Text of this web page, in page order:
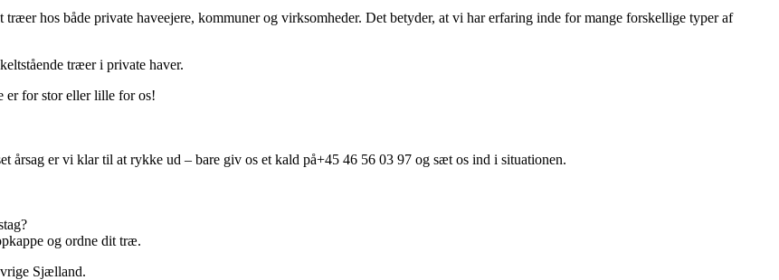
hos både private haveejere, kommuner og virksomheder. Det betyder, at vi har erfaring inde for mange forskellige typer af
træer i private haver.
er for stor eller lille for os!
er vi klar til at rykke ud – bare giv os et kald på+45 46 56 03 97 og sæt os ind i situationen.
og ordne dit træ.
Sjælland.